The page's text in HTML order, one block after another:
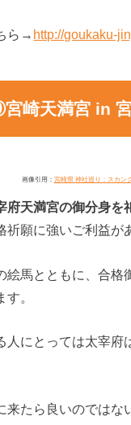
ら→ http://goukaku-
崎天満宮 in
画像引用： 宮崎県 神社巡り：スカン
府天満宮の御分身を
祈願に強いご利益が
絵馬とともに、合格
。
人にとっては太宰府
来たら良いのではな